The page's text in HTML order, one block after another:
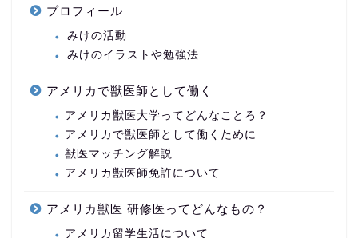
プロフィール
みけの活動
みけのイラストや勉強法
アメリカで獣医師として働く
アメリカ獣医大学ってどんなことろ？
アメリカで獣医師として働くために
獣医マッチング解説
アメリカ獣医師免許について
アメリカ獣医 研修医ってどんなもの？
アメリカ留学生活について